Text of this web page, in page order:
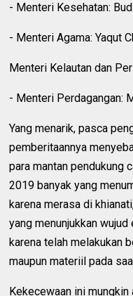
- Menteri Kesehatan:
- Menteri Agama: Yaqut
Menteri Kelautan dan
- Menteri Perdagangan:
Yang menarik, pasca
pemberitaannya
para mantan pendukung
2019 banyak yang
karena merasa di
yang menunjukkan
karena telah melakukan
maupun materiil pada
Kekecewaan ini